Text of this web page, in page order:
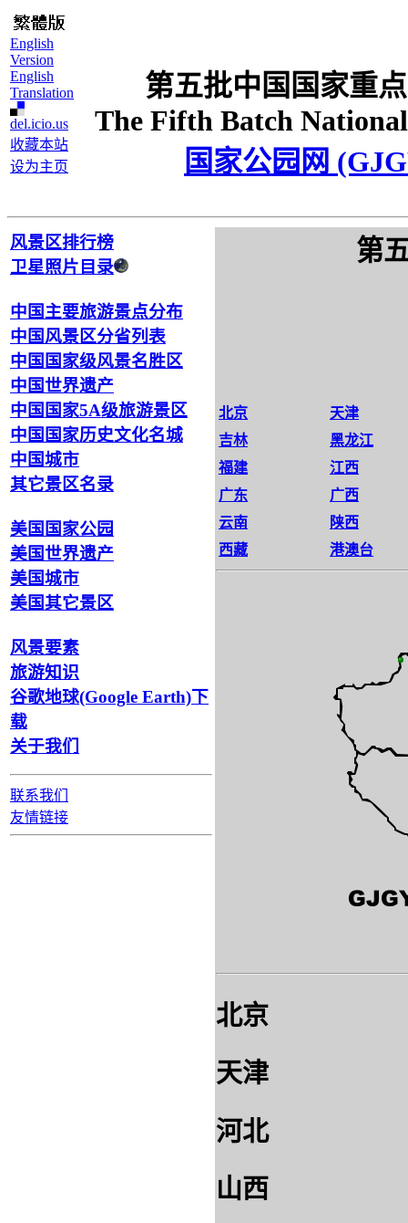
English
Version
English
Translation
del.icio.us
收藏本站
设为主页
第五批中国国家重
The Fifth Batch
国家公园网
风景区排行榜
卫星照片目录
中国主要旅游景点分布
中国风景区分省列表
中国国家级风景名胜区
中国世界遗产
中国国家5A级旅游景区
中国国家历史文化名城
中国城市
其它景区名录
美国国家公园
美国世界遗产
美国城市
美国其它景区
风景要素
旅游知识
谷歌地球(Google Earth)下
载
关于我们
联系我们
友情链接
第
北京
天津
吉林
黑龙江
福建
江西
广东
广西
云南
陕西
西藏
港澳台
北京
天津
河北
山西